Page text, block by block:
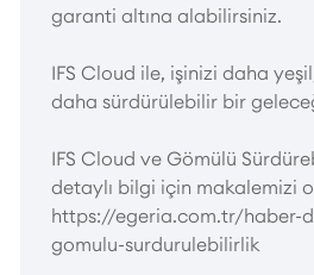
garanti altına alabilirsiniz.
IFS Cloud ile, işinizi daha
daha sürdürülebilir bir
IFS Cloud ve Gömülü
detaylı bilgi için makalemizi
https://egeria.com.tr/haber-
gomulu-surdurulebilirlik